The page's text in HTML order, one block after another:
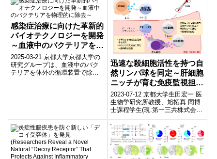
ことがわかりました。
感染症治療に向けた革新的
バイオテクノロジーを開発
～血液中のバクテリアを物
理的に除去～
2025-03-21 京都大学​京都大学の
研究グループは、血液中のバク
テリアを体外の循環装置で除去
迅速な殺細胞活性を持つ自
然リンパ球を同定～肝細胞
ニッチが育む免疫監視担当
細胞～
2023-07-12 京都大学生田宏一 医
生物学研究所教授、旭拓真 同博
士課程学生(現:第一三共株式会
社)らの研究グループは、標的細
胞を迅速に殺傷する自然リン
パ...